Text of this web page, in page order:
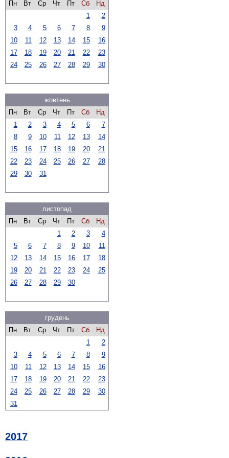
Пн Вт Ср Чт Пт Сб
Нд
1
2
3
4 5 6 7 8
9
10
11 12 13 14 15
16
17
18 19 20 21 22
23
24
25 26 27 28 29 30
жовтень
Пн
Вт Ср Чт Пт Сб
Нд
1
2 3 4 5 6
7
8
9 10 11 12 13
14
15
16 17 18 19 20
21
22
23 24 25 26 27
28
29
30 31
листопад
Пн
Вт Ср Чт Пт Сб
Нд
1
2 3
4
5
6 7 8 9 10
11
12
13 14 15 16 17
18
19
20 21 22 23 24
25
26
27 28 29 30
грудень
Пн
Вт Ср Чт Пт Сб
Нд
1
2
3
4 5 6 7 8
9
10
11 12 13 14 15
16
17
18 19 20 21 22
23
24
25 26 27 28 29
30
31
2017